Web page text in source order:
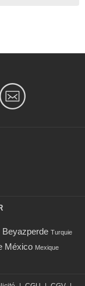
Beyazperde Turquie
México Mexique